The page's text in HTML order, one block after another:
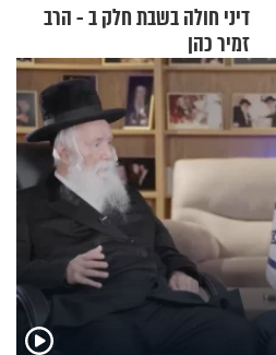
דיני חולה בשבת חלק ב - הרב
זמיר כהן